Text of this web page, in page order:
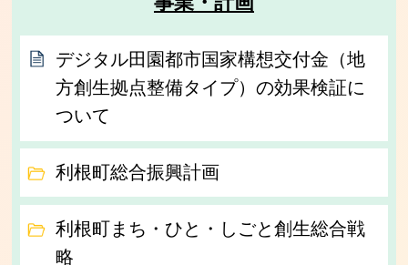
デジタル田園都市国家構想交付金（地
方創生拠点整備タイプ）の効果検証に
ついて
利根町総合振興計画
利根町まち・ひと・しごと創生総合戦
略